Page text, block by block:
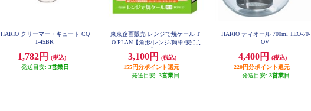
HARIO クリーマー・キュート CQ
T-45BR
1,782円
(税込)
発送目安: 3営業日
東京企画販売 レンジで焼ケール T
O-PLAN【角形/レンジ/簡単/安全/
3,100円
(税込)
155円分ポイント還元
発送目安: 3営業日
HARIO ティオール 700ml TEO-70-
OV
4,400円
(税込)
220円分ポイント還元
発送目安: 3営業日